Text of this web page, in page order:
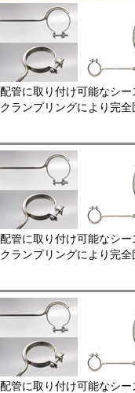
配管に取り付け可能なシー
クランプリングにより完全
配管に取り付け可能なシー
クランプリングにより完全
配管に取り付け可能なシー